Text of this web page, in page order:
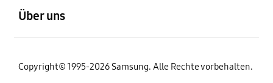
Über uns
Copyright© 1995-2026 Samsung. Alle Rechte vorbehalten.